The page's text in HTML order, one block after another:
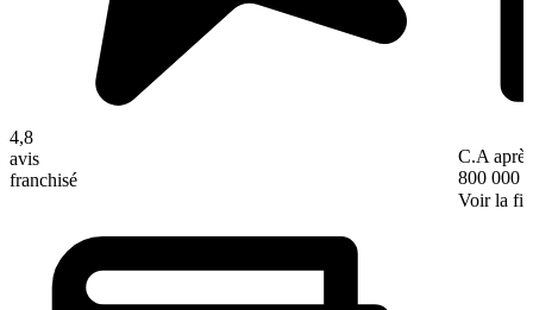
4,8
avis
franchisé
C.A
800 000 €
Voir la